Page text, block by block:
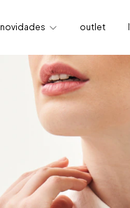
novidades outlet